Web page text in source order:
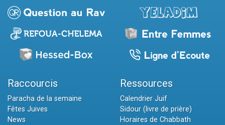
Raccourcis
Paracha de la semaine
Fêtes Juives
News
Ressources
Calendrier Juif
Sidour (livre de prière)
Horaires de Chabbath